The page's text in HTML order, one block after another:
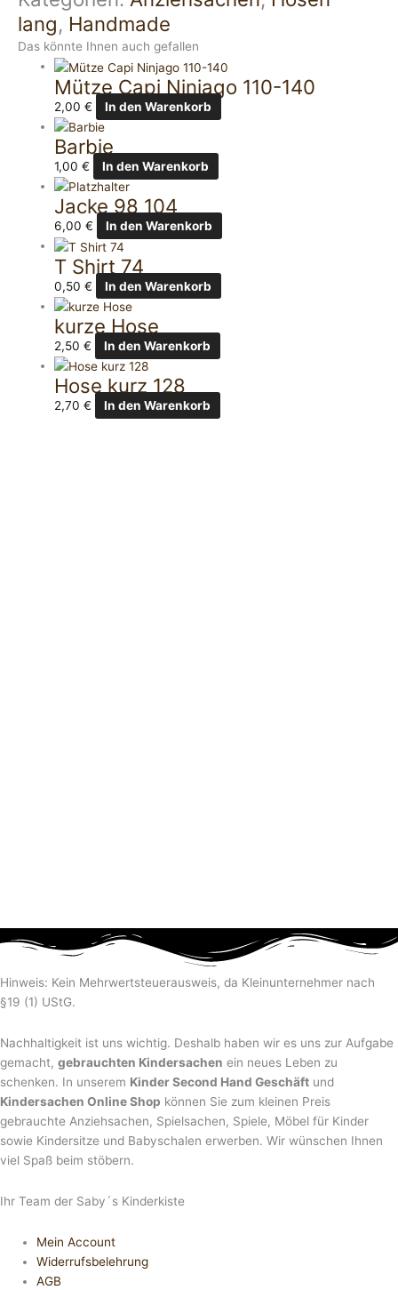
lang, Handmade
Das könnte Ihnen auch gefallen
Mütze Capi Ninjago 110-140
2,00€ In den Warenkorb
Barbie
1,00€ In den Warenkorb
Jacke 98 104
6,00€ In den Warenkorb
T Shirt 74
0,50€ In den Warenkorb
kurze Hose
2,50€ In den Warenkorb
Hose kurz 128
2,70€ In den Warenkorb
Hinweis: Kein Mehrwertsteuerausweis, da Kleinunternehmer nach
§19 (1) UStG.
Nachhaltigkeit ist uns wichtig. Deshalb haben wir es uns zur Aufgabe
gemacht, gebrauchten Kindersachen ein neues Leben zu
schenken. In unserem Kinder Second Hand Geschäft und
Kindersachen Online Shop können Sie zum kleinen Preis
gebrauchte Anziehsachen, Spiel­sachen, Spiele, Möbel für Kinder
sowie Kindersitze und Babyschalen erwerben. Wir wünschen Ihnen
viel Spaß beim stöbern.
Ihr Team der Saby´s Kinderkiste
Mein Account
Widerrufsbelehrung
AGB